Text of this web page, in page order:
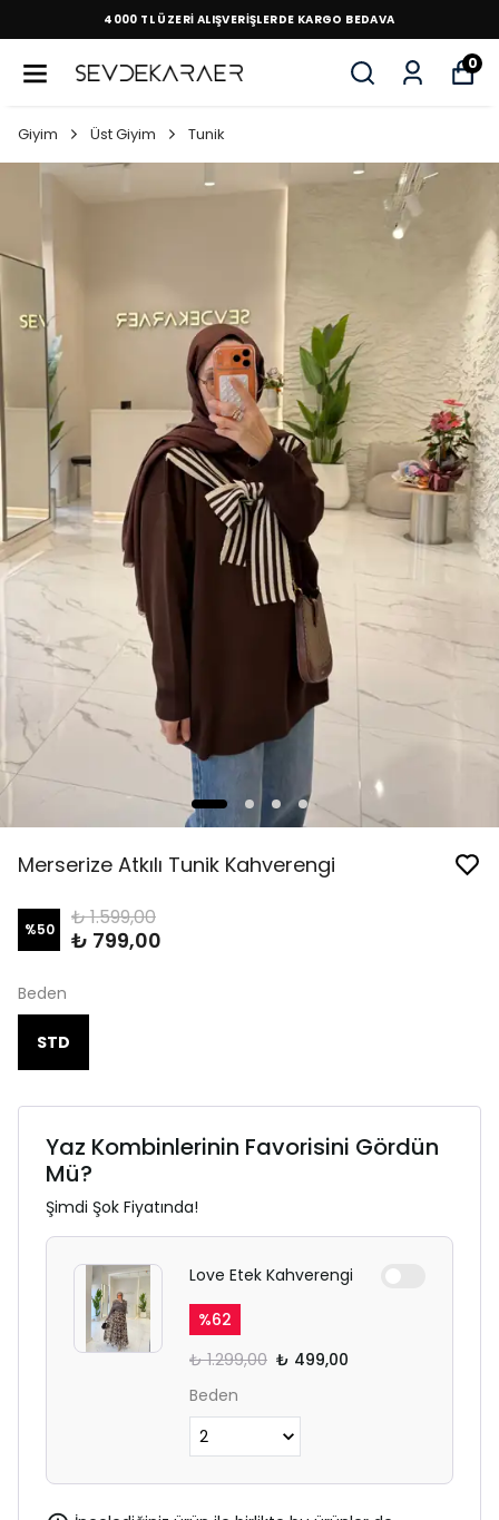
4000 TL ÜZERİ ALIŞVERİŞLERDE KARGO BEDAVA
0
Giyim Üst Giyim Tunik
Merserize Atkılı Tunik Kahverengi
%50 ₺ 1.599,00
₺ 799,00
Beden
STD
Yaz Kombinlerinin Favorisini Gördün
Mü?
Şimdi Şok Fiyatında!
Love Etek Kahverengi
%62
₺ 1.299,00 ₺ 499,00
Beden